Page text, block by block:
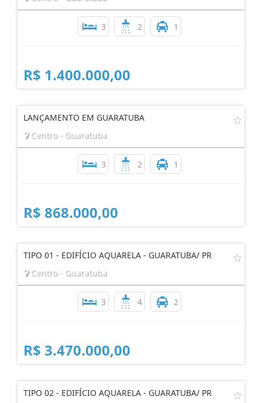
3 2 1
R$ 1.400.000,00
LANÇAMENTO EM GUARATUBA
Centro - Guaratuba
3 2 1
R$ 868.000,00
TIPO 01 - EDIFÍCIO AQUARELA - GUARATUBA/ PR
Centro - Guaratuba
3 4 2
R$ 3.470.000,00
TIPO 02 - EDIFÍCIO AQUARELA - GUARATUBA/ PR